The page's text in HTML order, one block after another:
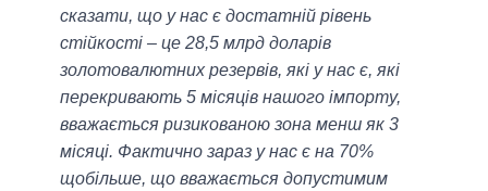
сказати, що у нас є достатній рівень
стійкості – це 28,5 млрд доларів
золотовалютних резервів, які у нас є, які
перекривають 5 місяців нашого імпорту,
вважається ризикованою зона менш як 3
місяці. Фактично зараз у нас є на 70%
щобільше, що вважається допустимим